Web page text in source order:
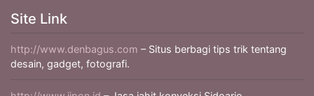
Site Link
http://www.denbagus.com – Situs berbagi tips trik tentang
desain, gadget, fotografi.